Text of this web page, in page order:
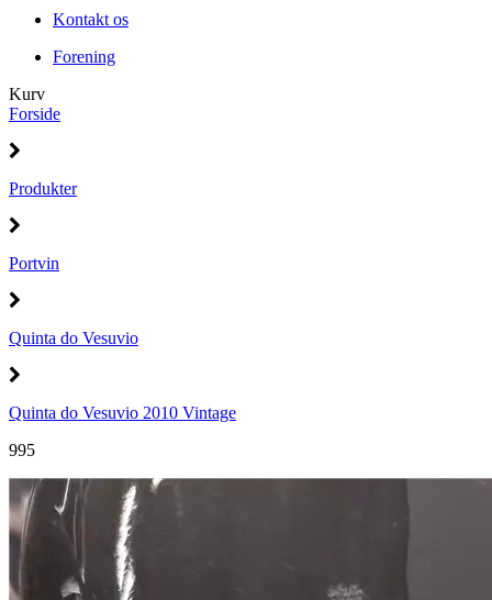
Kontakt os
Forening
Kurv
Forside
Produkter
Portvin
Quinta do Vesuvio
Quinta do Vesuvio 2010 Vintage
995